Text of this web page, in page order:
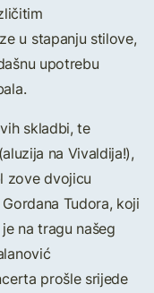
u stapanju stilove,
upotrebu
skladbi, te
na Vivaldija!),
zove dvojicu
Tudora, koji
na tragu našeg
prošle srijede